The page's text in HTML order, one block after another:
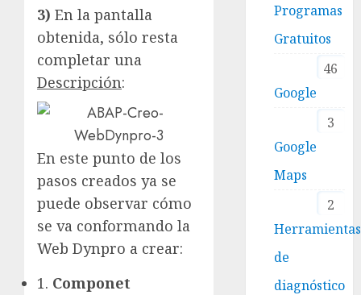
3) En la pantalla
obtenida, sólo resta
completar una
Descripción:
En este punto de los
pasos creados ya se
puede observar cómo
se va conformando la
Web Dynpro a crear:
1. Componet
Programas
Gratuitos
46
Google
3
Google
Maps
2
Herramientas
de
diagnóstico